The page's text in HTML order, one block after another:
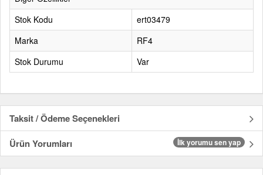
Stok Kodu
ert03479
Marka
RF4
Stok Durumu
Var
Taksit / Ödeme Seçenekleri
Ürün Yorumları
İlk yorumu sen yap